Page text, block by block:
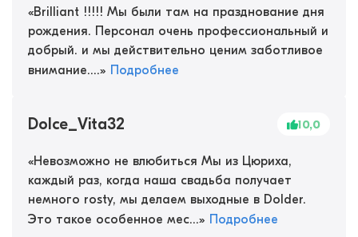
«Brilliant !!!!! Мы были там на празднование дня
рождения. Персонал очень профессиональный и
добрый. и мы действительно ценим заботливое
внимание....» Подробнее
Dolce_Vita32 10,0
«Невозможно не влюбиться Мы из Цюриха,
каждый раз, когда наша свадьба получает
немного rosty, мы делаем выходные в Dolder.
Это такое особенное мес...» Подробнее